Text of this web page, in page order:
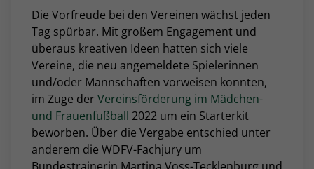
Die Vorfreude bei den Vereinen wächst jeden
Tag spürbar. Mit großem Engagement und
überaus kreativen Ideen hatten sich viele
Vereine, die neu angemeldete Spielerinnen
und/oder Mannschaften vorweisen konnten,
im Zuge der Vereinsförderung im Mädchen-
und Frauenfußball 2022 um ein Starterkit
beworben. Über die Vergabe entschied unter
anderem die WDFV-Fachjury um